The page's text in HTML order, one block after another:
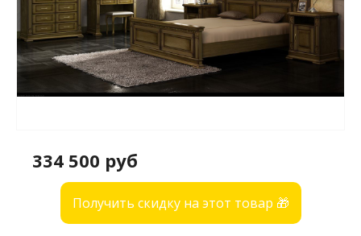
334 500 руб
Получить скидку на этот товар 🎁